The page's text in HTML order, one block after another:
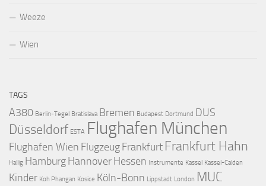
Weeze
Wien
TAGS
A380 Berlin-Tegel Bratislava Bremen Budapest Dortmund DUS
Düsseldorf ESTA Flughafen München
Flughafen Wien FlugzeugFrankfurt Frankfurt Hahn
Hallig HamburgHannoverHessen Instrumente Kassel Kassel-Calden
Kinder Koh Phangan Kosice Köln-Bonn Lippstadt London MUC